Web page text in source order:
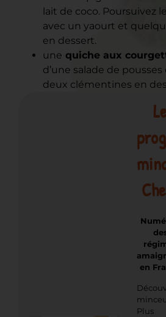
lait de coco. Poursuivez
avec un yaourt et
en dessert.
une quiche aux
d’une salade de
deux clémentines en
en
Plus